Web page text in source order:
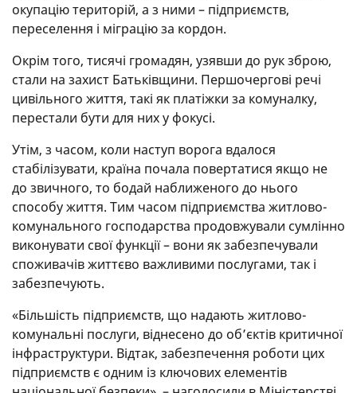
окупацію територій, а з ними – підприємств,
переселення і міграцію за кордон.
Окрім того, тисячі громадян, узявши до рук зброю,
стали на захист Батьківщини. Першочергові речі
цивільного життя, такі як платіжки за комуналку,
перестали бути для них у фокусі.
Утім, з часом, коли наступ ворога вдалося
стабілізувати, країна почала повертатися якщо не
до звичного, то бодай наближеного до нього
способу життя. Тим часом підприємства житлово-
комунального господарства продовжували сумлінно
виконувати свої функції – вони як забезпечували
споживачів життєво важливими послугами, так і
забезпечують.
«Більшість підприємств, що надають житлово-
комунальні послуги, віднесено до об’єктів критичної
інфраструктури. Відтак, забезпечення роботи цих
підприємств є одним із ключових елементів